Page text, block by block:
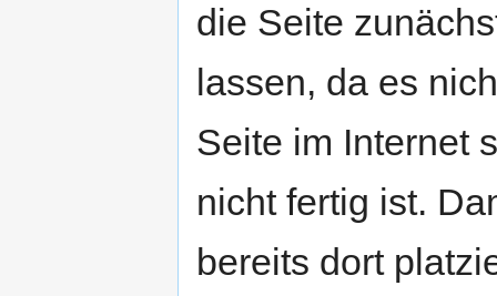
die Seite
lassen, da es
Seite im Internet
nicht fertig ist.
bereits dort